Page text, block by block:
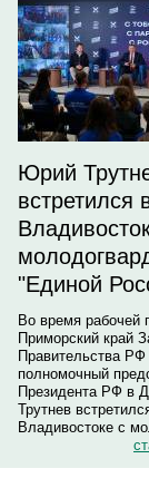
Юрий
встретился
"Единой
Во время рабочей
Приморский край
Правительства РФ
полномочный
Президента РФ в
Трутнев
Владивостоке с